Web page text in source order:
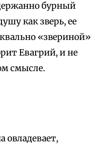
бурный
как зверь, ее
«звериной»
Евагрий, и не
смысле.
овладевает,